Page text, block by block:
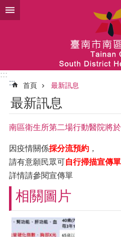
跳到主要內容區塊
:::
:::
首頁 最新訊息
最新訊息
南區衛生所第二場行動醫院將
因疫情關係採分流預約 ，
請有意願民眾可自行掃描宣傳
詳情請參閱宣傳單
相關圖片